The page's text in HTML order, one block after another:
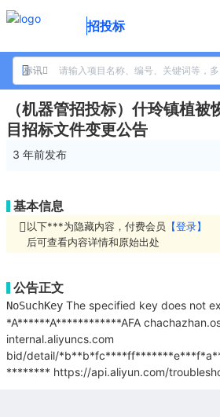
招投标
标讯
（机器管招投标）什玲镇植
目招标文件变更公告
3 年前发布
基本信息
以下***为隐藏内容，付费会员 【登录】
后可查看内容详情和原始出处
公告正文
NoSuchKey The specified key does not
*A******A************AFA
internal.aliyuncs.com
bid/detail/
******** https://api.aliyun.com/